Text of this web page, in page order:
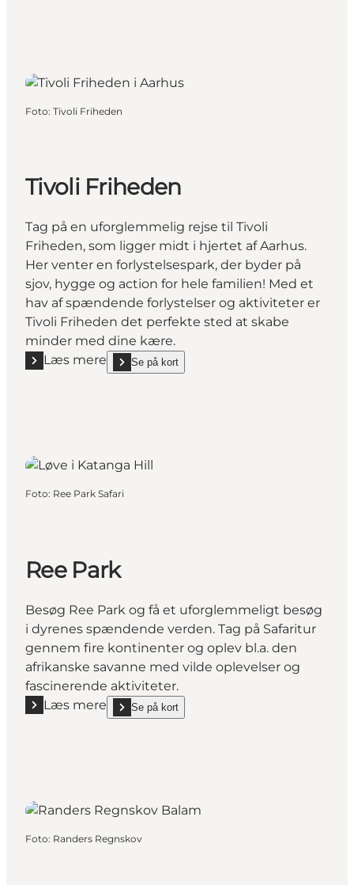
Foto: Tivoli Friheden
Tivoli Friheden
Tag på en uforglemmelig rejse til Tivoli
Friheden, som ligger midt i hjertet af Aarhus.
Her venter en forlystelsespark, der byder på
sjov, hygge og action for hele familien! Med et
hav af spændende forlystelser og aktiviteter er
Tivoli Friheden det perfekte sted at skabe
minder med dine kære.
Læs mere
Læs mere "Tivoli Friheden"
Se på kort
show Tivoli Friheden on_map
Foto: Ree Park Safari
Ree Park
Besøg Ree Park og få et uforglemmeligt besøg
i dyrenes spændende verden. Tag på Safaritur
gennem fire kontinenter og oplev bl.a. den
afrikanske savanne med vilde oplevelser og
fascinerende aktiviteter.
Læs mere
Læs mere "Ree Park"
Se på kort
show Ree Park on_map
Foto: Randers Regnskov